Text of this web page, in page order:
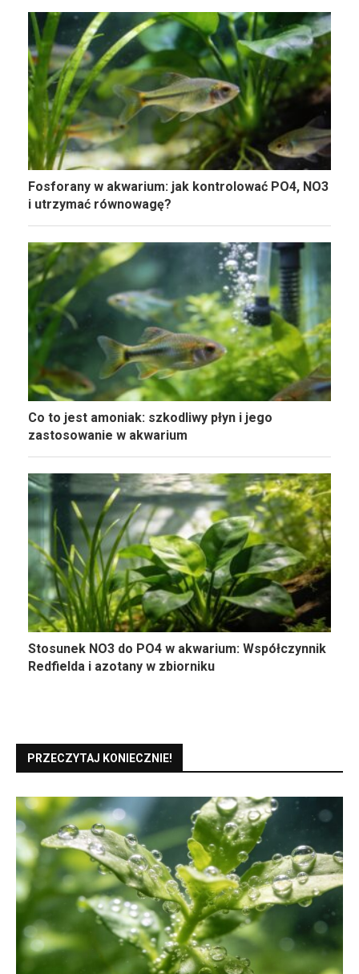
Fosforany w akwarium: jak kontrolować PO4, NO3
i utrzymać równowagę?
Co to jest amoniak: szkodliwy płyn i jego
zastosowanie w akwarium
Stosunek NO3 do PO4 w akwarium: Współczynnik
Redfielda i azotany w zbiorniku
PRZECZYTAJ KONIECZNIE!